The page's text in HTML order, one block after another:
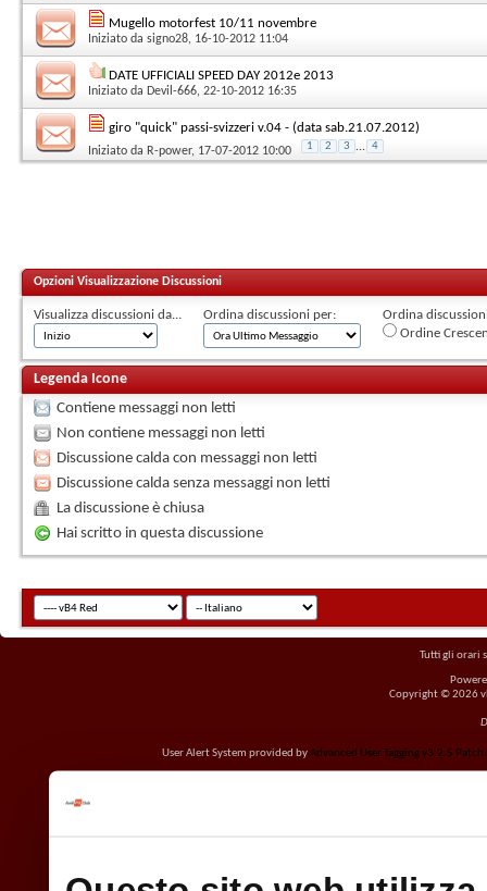
Mugello motorfest 10/11 novembre
Iniziato da signo28, 16-10-2012 11:04
DATE UFFICIALI SPEED DAY 2012e 2013
Iniziato da Devil-666, 22-10-2012 16:35
giro "quick" passi-svizzeri v.04 - (data sab.21.07.2012)
Iniziato da R-power, 17-07-2012 10:00 1 2 3 ... 4
Opzioni Visualizzazione Discussioni
Visualizza discussioni da... Ordina discussioni per:
Ordina
Ordine
Legenda Icone
Contiene messaggi non letti
Non contiene messaggi non letti
Discussione calda con messaggi non letti
Discussione calda senza messaggi non letti
La discussione è chiusa
Hai scritto in questa discussione
Tutti gli orari
Copyright © 2026
User Alert System provided byAdvanced User Tagging v3.2.5 Patch